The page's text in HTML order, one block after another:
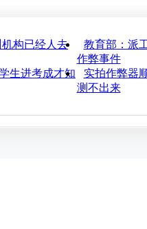
构已经人去
教育部：派
作弊事件
生进考成才知
实拍作弊器
测不出来